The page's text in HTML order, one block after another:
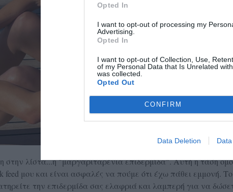
Opted In
I want to opt-out of processing my
Advertising.
Opted In
I want to opt-out of Collection, Use,
of my Personal Data that Is Unrelated
was collected.
Opted Out
CONFIRM
Data Deletion
στην λίστα...η "μαργαριταρένια επιδερμίδα". Αυτή η τάση
feed μου και είναι ασφαλές να πούμε ότι έχω πάθει εμμονή. Το
την επιδερμίδα σας ελαφριά και λαμπερή για να